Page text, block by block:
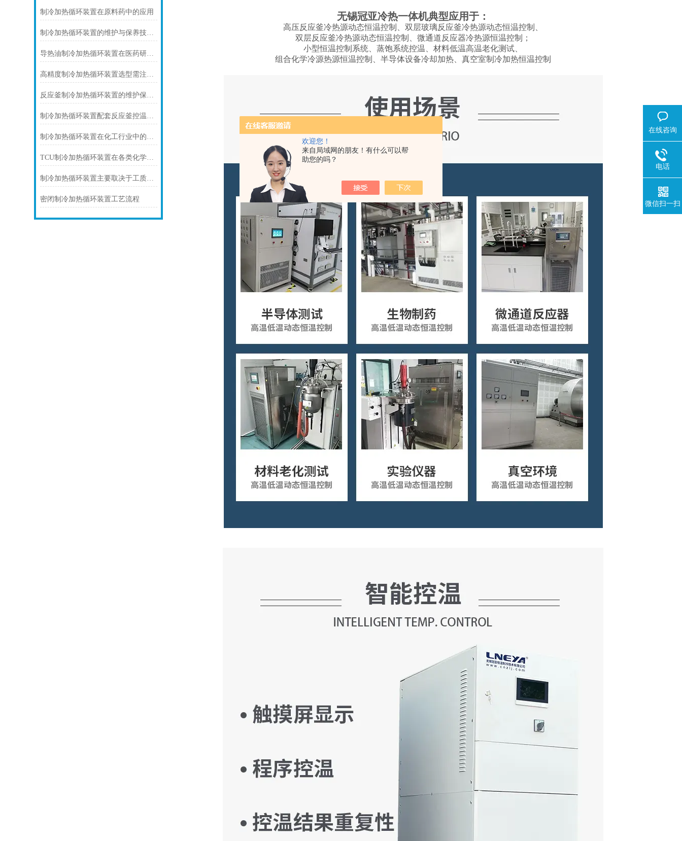
欢迎您！
来自局域网的朋友！有什么可以帮
助您的吗？
制冷加热循环装置在原料药中的应用
制冷加热循环装置的维护与保养技巧说明
导热油制冷加热循环装置在医药研发中的应用
高精度制冷加热循环装置选型需注意哪些
反应釜制冷加热循环装置的维护保养知识
制冷加热循环装置配套反应釜控温实现稳定反应
制冷加热循环装置在化工行业中的应用
TCU制冷加热循环装置在各类化学反应中的应用
制冷加热循环装置主要取决于工质的选择和装置的设计
密闭制冷加热循环装置工艺流程
无锡冠亚冷热一体机典型应用于：
高压反应釜冷热源动态恒温控制、双层玻璃反应釜冷热源动态恒温控制、
双层反应釜冷热源动态恒温控制、微通道反应器冷热源恒温控制；
小型恒温控制系统、蒸饱系统控温、材料低温高温老化测试、
组合化学冷源热源恒温控制、半导体设备冷却加热、真空室制冷加热恒温控制
在线咨询
电话
微信扫一扫